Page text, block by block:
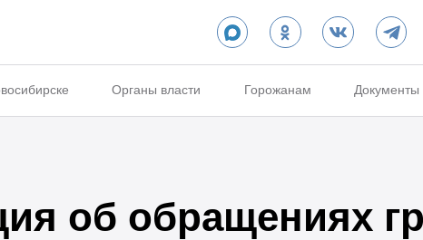
Органы власти Горожанам Документы
об обращениях